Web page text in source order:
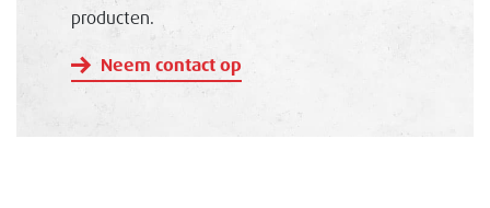
producten.
Neem contact op